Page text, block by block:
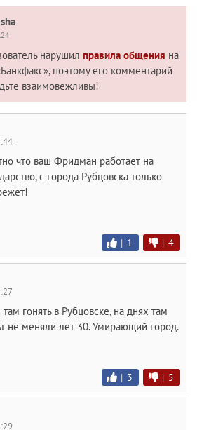
нарушил правила общения на
поэтому его комментарий
взаимовежливы!
что ваш Фридман работает на
с города Рубцовска только
| 1 | 4
там гонять в Рубцовске, на днях там
не меняли лет 30. Умирающий город.
| 3 | 5